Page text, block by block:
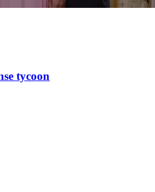
tycoon